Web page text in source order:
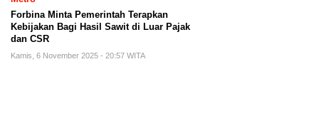
Forbina Minta Pemerintah Terapkan
Kebijakan Bagi Hasil Sawit di Luar Pajak
dan CSR
Kamis, 6 November 2025 - 20:57 WITA